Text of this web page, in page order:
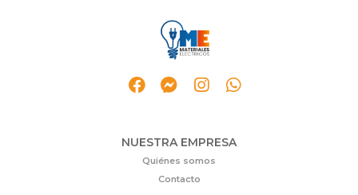
NUESTRA EMPRESA
Quiénes somos
Contacto